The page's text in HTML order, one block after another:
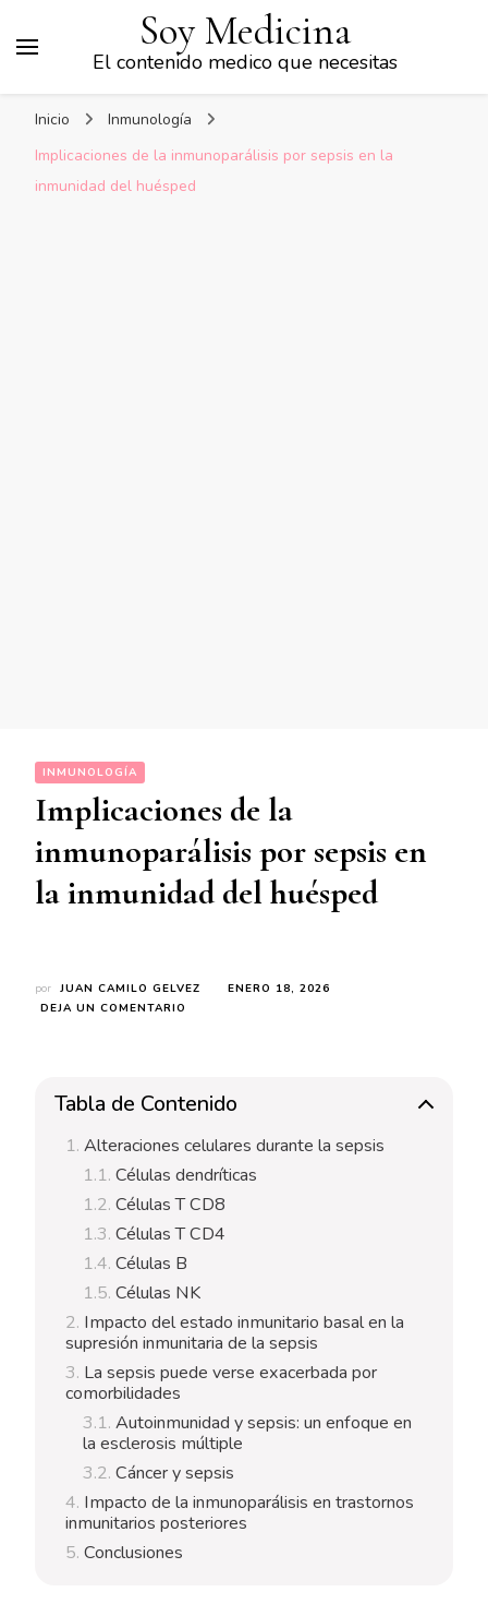
Soy Medicina
El contenido medico que necesitas
Inicio
Inmunología
Implicaciones de la inmunoparálisis por sepsis en la
inmunidad del huésped
INMUNOLOGÍA
Implicaciones de la
inmunoparálisis por sepsis en
la inmunidad del huésped
por JUAN CAMILO GELVEZ
ENERO 18, 2026
DEJA UN COMENTARIO
POR
EN
INMUNIDAD
DEL
Tabla de Contenido
Alteraciones celulares durante la sepsis
Células dendríticas
Células T CD8
Células T CD4
Células B
Células NK
Impacto del estado inmunitario basal en la
supresión inmunitaria de la sepsis
La sepsis puede verse exacerbada por
comorbilidades
Autoinmunidad y sepsis: un enfoque en
la esclerosis múltiple
Cáncer y sepsis
Impacto de la inmunoparálisis en trastornos
inmunitarios posteriores
Conclusiones